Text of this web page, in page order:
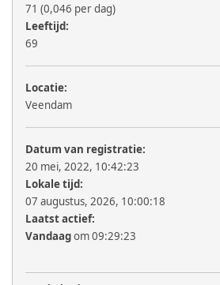
71 (0,046 per dag)
Leeftijd:
69
Locatie:
Veendam
Datum van registratie:
20 mei, 2022, 10:42:23
Lokale tijd:
07 augustus, 2026, 10:00:18
Laatst actief:
Vandaagom 09:29:23